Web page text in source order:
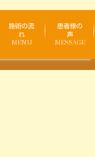
施術の流
れ
MENU
患者様の
声
MESSAGE